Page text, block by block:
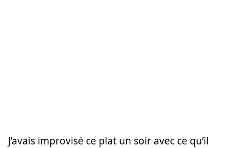
J’avais improvisé ce plat un soir avec ce qu’il